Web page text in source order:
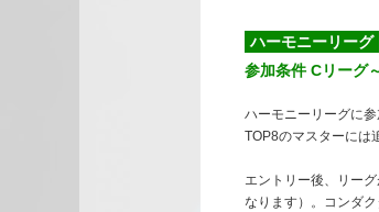
ハーモニーリーグ
参加条件 Cリーグ
ハーモニーリーグに
TOP8のマスターには
エントリー後、リー
なります）。コンダ